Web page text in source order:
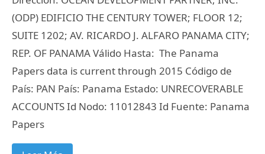
(ODP) EDIFICIO THE CENTURY TOWER; FLOOR 12;
SUITE 1202; AV. RICARDO J. ALFARO PANAMA CITY;
REP. OF PANAMA Válido Hasta: The Panama
Papers data is current through 2015 Código de
País: PAN País: Panama Estado: UNRECOVERABLE
ACCOUNTS Id Nodo: 11012843 Id Fuente: Panama
Papers